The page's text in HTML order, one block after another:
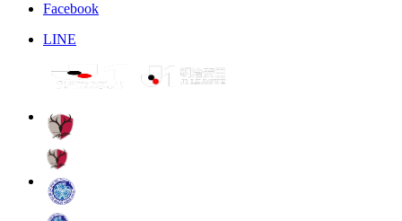
Facebook
LINE